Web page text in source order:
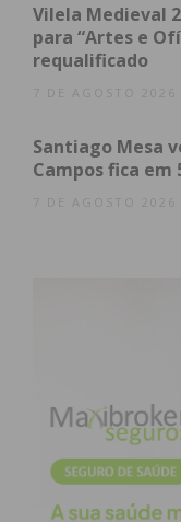
Vilela Medieval
para “Artes e
requalificado
7 DE AGOSTO 2026
Santiago Mesa
Campos fica em
7 DE AGOSTO 2026